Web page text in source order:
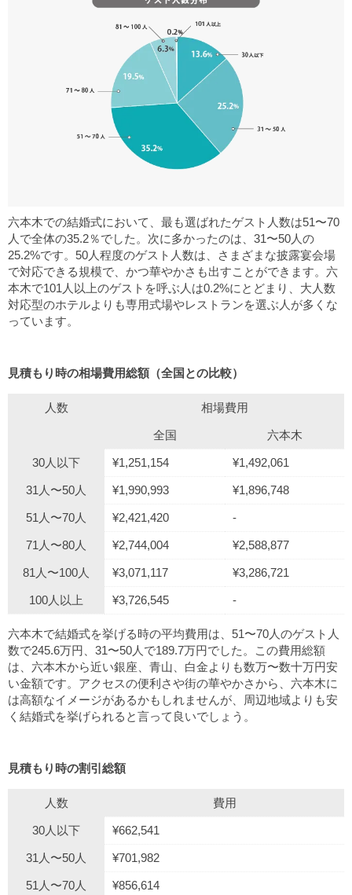
六本木での結婚式において、最も選ばれたゲスト人数は51〜70
人で全体の35.2％でした。次に多かったのは、31〜50人の
25.2%です。50人程度のゲスト人数は、さまざまな披露宴会場
で対応できる規模で、かつ華やかさも出すことができます。六
本木で101人以上のゲストを呼ぶ人は0.2%にとどまり、大人数
対応型のホテルよりも専用式場やレストランを選ぶ人が多くな
っています。
見積もり時の相場費用総額（全国との比較）
人数 相場費用
全国 六本木
30人以下 ¥1,251,154 ¥1,492,061
31人〜50人 ¥1,990,993 ¥1,896,748
51人〜70人 ¥2,421,420 -
71人〜80人 ¥2,744,004 ¥2,588,877
81人〜100人 ¥3,071,117 ¥3,286,721
100人以上 ¥3,726,545 -
六本木で結婚式を挙げる時の平均費用は、51〜70人のゲスト人
数で245.6万円、31〜50人で189.7万円でした。この費用総額
は、六本木から近い銀座、青山、白金よりも数万〜数十万円安
い金額です。アクセスの便利さや街の華やかさから、六本木に
は高額なイメージがあるかもしれませんが、周辺地域よりも安
く結婚式を挙げられると言って良いでしょう。
見積もり時の割引総額
人数 費用
30人以下 ¥662,541
31人〜50人 ¥701,982
51人〜70人 ¥856,614